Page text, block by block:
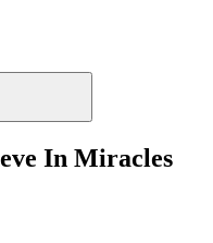
In Miracles